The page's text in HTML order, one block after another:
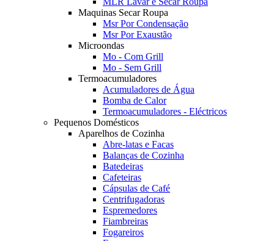
Maquinas Secar Roupa
Msr Por Condensação
Msr Por Exaustão
Microondas
Mo - Com Grill
Mo - Sem Grill
Termoacumuladores
Acumuladores de Água
Bomba de Calor
Termoacumuladores - Eléctricos
Pequenos Domésticos
Aparelhos de Cozinha
Abre-latas e Facas
Balanças de Cozinha
Batedeiras
Cafeteiras
Cápsulas de Café
Centrifugadoras
Espremedores
Fiambreiras
Fogareiros